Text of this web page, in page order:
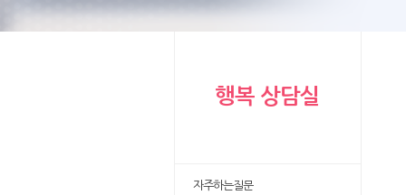
행복 상담실
자주하는질문